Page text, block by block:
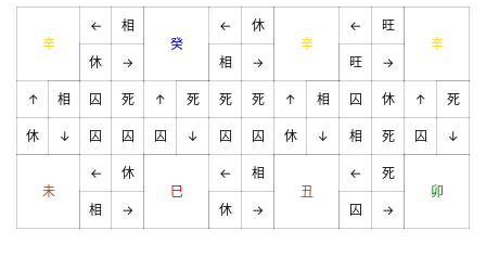
辛
←
相
癸
←
休
辛
←
旺
辛
休
→ 相 → 旺 →
↑ 相 囚 死 ↑ 死 死 死 ↑ 相 囚 休 ↑ 死
休 ↓ 囚 囚 囚 ↓ 囚 囚 休 ↓ 相 死 囚 ↓
未
←
休
巳
←
相
丑
←
死
卯
相
→ 休 → 囚 →